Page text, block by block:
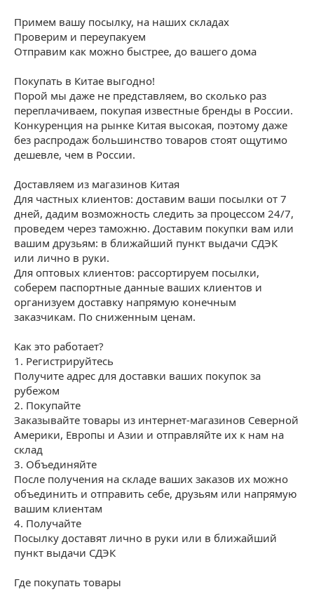
Примем вашу посылку, на наших складах
Проверим и переупакуем
Отправим как можно быстрее, до вашего дома
Покупать в Китае выгодно!
Порой мы даже не представляем, во сколько раз
переплачиваем, покупая известные бренды в России.
Конкуренция на рынке Китая высокая, поэтому даже
без распродаж большинство товаров стоят ощутимо
дешевле, чем в России.
Доставляем из магазинов Китая
Для частных клиентов: доставим ваши посылки от 7
дней, дадим возможность следить за процессом 24/7,
проведем через таможню. Доставим покупки вам или
вашим друзьям: в ближайший пункт выдачи СДЭК
или лично в руки.
Для оптовых клиентов: рассортируем посылки,
соберем паспортные данные ваших клиентов и
организуем доставку напрямую конечным
заказчикам. По сниженным ценам.
Как это работает?
1. Регистрируйтесь
Получите адрес для доставки ваших покупок за
рубежом
2. Покупайте
Заказывайте товары из интернет-магазинов Северной
Америки, Европы и Азии и отправляйте их к нам на
склад
3. Объединяйте
После получения на складе ваших заказов их можно
объединить и отправить себе, друзьям или напрямую
вашим клиентам
4. Получайте
Посылку доставят лично в руки или в ближайший
пункт выдачи СДЭК
Где покупать товары